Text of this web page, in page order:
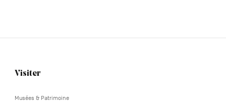
Navigation
Visiter
Musées & Patrimoine